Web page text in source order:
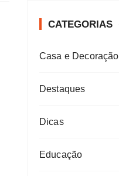
CATEGORIAS
Casa e Decoração
Destaques
Dicas
Educação